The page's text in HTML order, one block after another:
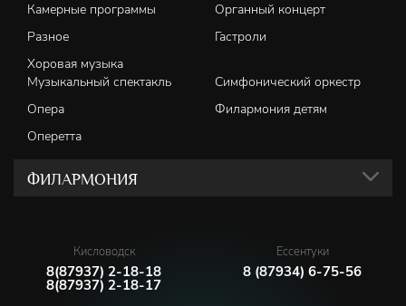
Камерные программы
Органный концерт
Разное
Гастроли
Хоровая музыка
Музыкальный спектакль
Симфонический оркестр
Опера
Филармония детям
Оперетта
ФИЛАРМОНИЯ
Кисловодск
8(87937) 2-18-18
8(87937) 2-18-17
Ессентуки
8 (87934) 6-75-56